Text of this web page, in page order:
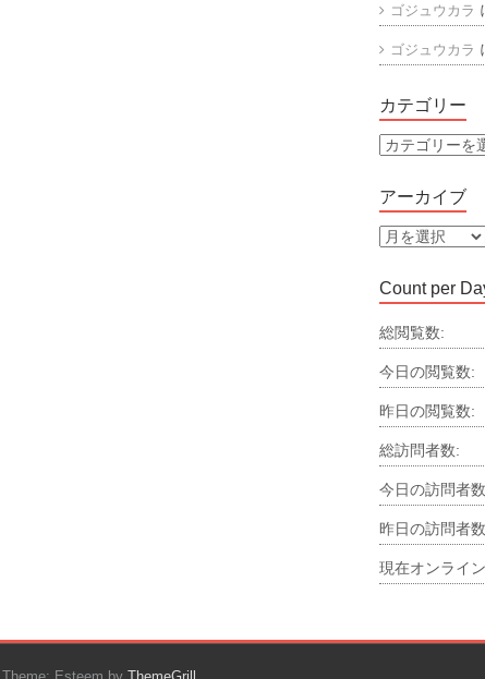
ゴジュウカラ
ゴジュウカラ
カテゴリー
カ
ゴ
リ
ー
アーカイブ
ア
カ
イ
ブ
Count per
総閲覧数:
今日の閲覧数:
昨日の閲覧数:
総訪問者数:
今日の訪問者
昨日の訪問者
現在オンライ